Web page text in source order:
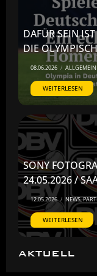
AKTUELL
DAFÜR SEIN
DIE
08.06.2026 /
WEITERLESEN
SONY
24.05.2026 /
12.05.2026 / NEWS,
WEITERLESEN